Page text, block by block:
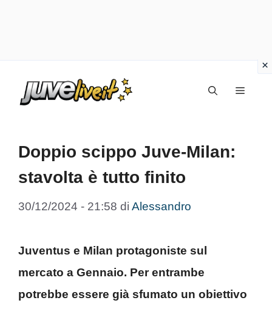
Menu
Doppio scippo Juve-Milan:
stavolta è tutto finito
30/12/2024 - 21:58 di Alessandro
Juventus e Milan protagoniste sul
mercato a Gennaio. Per entrambe
potrebbe essere già sfumato un obiettivo